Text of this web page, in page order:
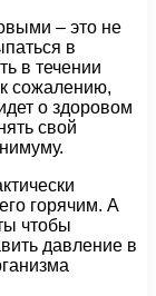
– это не
в
в течении
к сожалению,
о здоровом
свой
горячим. А
чтобы
давление в